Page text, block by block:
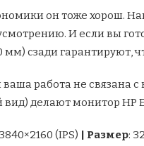
он тоже хорош.
И если вы
мм) сзади
ваша работа не
делают монитор HP
(IPS) | Размер: